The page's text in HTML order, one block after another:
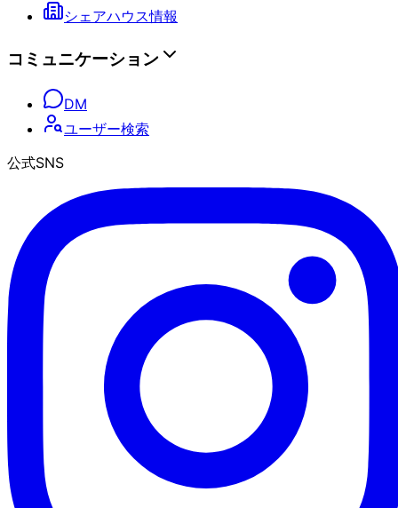
シェアハウス情報
コミュニケーション
DM
ユーザー検索
公式SNS